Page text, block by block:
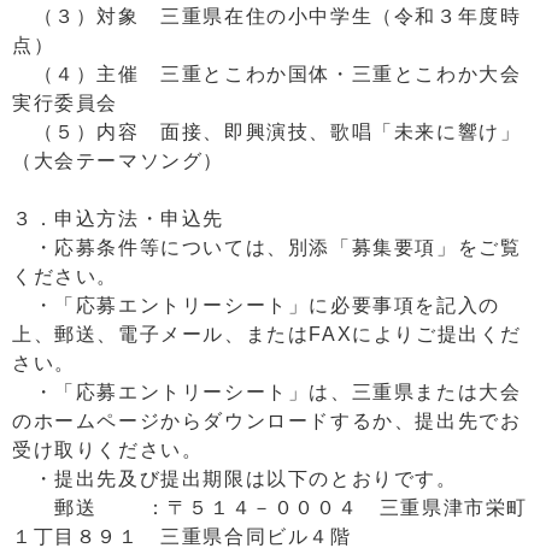
（３）対象 三重県在住の小中学生（令和３年度時
点）
（４）主催 三重とこわか国体・三重とこわか大会
実行委員会
（５）内容 面接、即興演技、歌唱「未来に響け」
（大会テーマソング）
３．申込方法・申込先
・応募条件等については、別添「募集要項」をご覧
ください。
・「応募エントリーシート」に必要事項を記入の
上、郵送、電子メール、またはFAXによりご提出くだ
さい。
・「応募エントリーシート」は、三重県または大会
のホームページからダウンロードするか、提出先でお
受け取りください。
・提出先及び提出期限は以下のとおりです。
郵送 ：〒５１４－０００４ 三重県津市栄町
１丁目８９１ 三重県合同ビル４階